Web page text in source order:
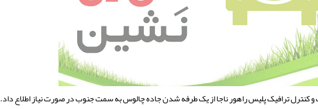
کنترل ترافیک پلیس راهور ناجا از یک طرفه شدن جاده چالوس به سمت جنوب در صورت نیاز اطلاع داد.